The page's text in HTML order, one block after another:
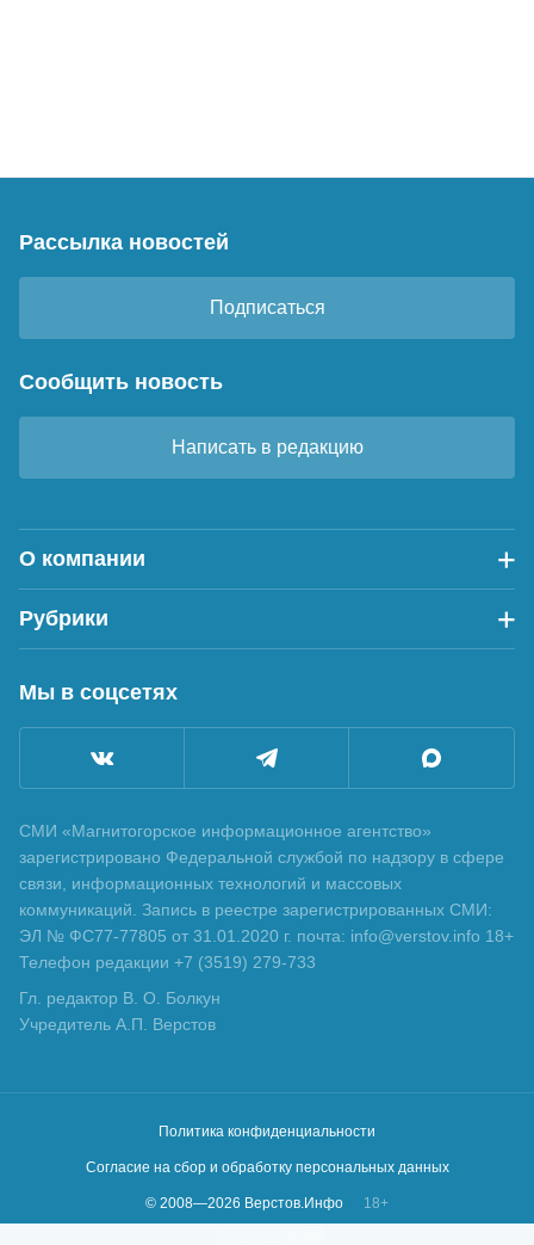
Рассылка новостей
Подписаться
Сообщить новость
Написать в редакцию
О компании
Рубрики
Мы в соцсетях
СМИ «Магнитогорское информационное агентство»
зарегистрировано Федеральной службой по надзору в сфере
связи, информационных технологий и массовых
коммуникаций. Запись в реестре зарегистрированных СМИ:
ЭЛ № ФС77-77805 от 31.01.2020 г. почта: info@verstov.info 18+
Телефон редакции +7 (3519) 279-733
Гл. редактор В. О. Болкун
Учредитель А.П. Верстов
Политика конфиденциальности
Согласие на сбор и обработку персональных данных
© 2008—2026 Верстов.Инфо
18+